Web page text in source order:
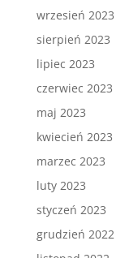
wrzesień 2023
sierpień 2023
lipiec 2023
czerwiec 2023
maj 2023
kwiecień 2023
marzec 2023
luty 2023
styczeń 2023
grudzień 2022